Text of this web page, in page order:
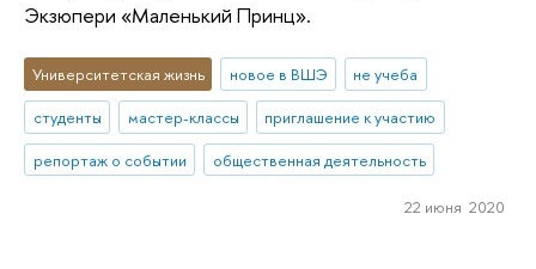
Экзюпери «Маленький Принц».
Университетская жизнь новое в ВШЭ
не учеба
студенты
мастер-классы
приглашение к участию
репортаж о событии
общественная деятельность
22 июня 2020